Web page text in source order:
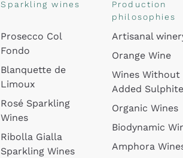
Sparkling wines
Prosecco Col
Fondo
Blanquette de
Limoux
Rosé Sparkling
Wines
Ribolla Gialla
Sparkling Wines
Production
philosophies
Artisanal
Orange Wine
Wines Without
Added
Organic Wines
Biodynamic
Amphora